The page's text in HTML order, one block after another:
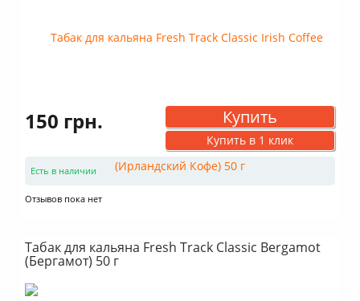
150 грн. Купить
Купить в 1 клик
Есть в наличии
Отзывов пока нет
Табак для кальяна Fresh Track Classic Bergamot
(Бергамот) 50 г